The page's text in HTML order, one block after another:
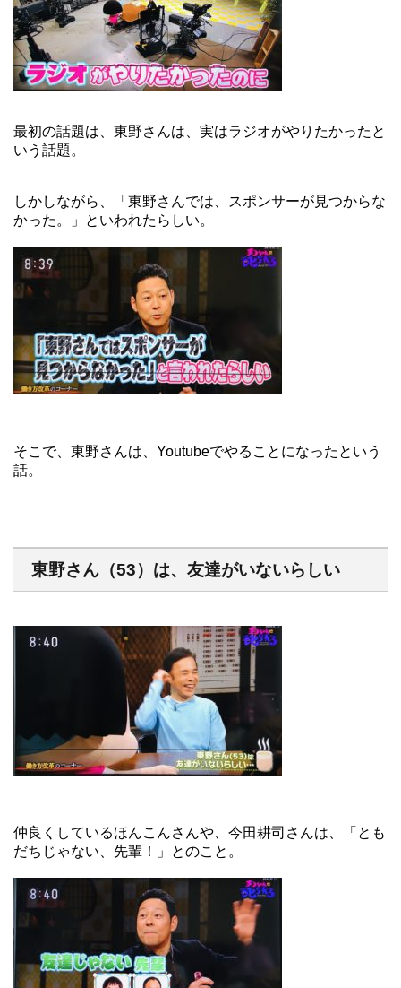
最初の話題は、東野さんは、実はラジオがやりたかったと
いう話題。
しかしながら、「東野さんでは、スポンサーが見つからな
かった。」といわれたらしい。
そこで、東野さんは、Youtubeでやることになったという
話。
東野さん（53）は、友達がいないらしい
仲良くしているほんこんさんや、今田耕司さんは、「とも
だちじゃない、先輩！」とのこと。